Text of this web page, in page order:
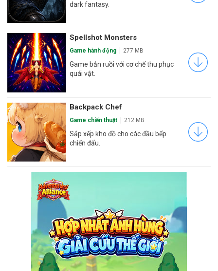
dark fantasy.
Spellshot Monsters
Game hành động 277 MB
Game bắn ruồi với cơ chế thu phục
quái vật.
Backpack Chef
Game chiến thuật 212 MB
Sắp xếp kho đồ cho các đầu bếp
chiến đấu.